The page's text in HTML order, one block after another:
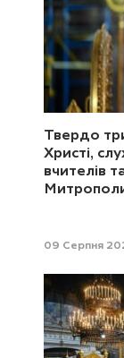
Твердо
Христі,
вчителів
09 Серпня